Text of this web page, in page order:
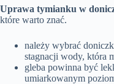
Uprawa tymianku w
które warto znać.
należy wybrać
stagnacji wody, która
gleba powinna być
umiarkowanym